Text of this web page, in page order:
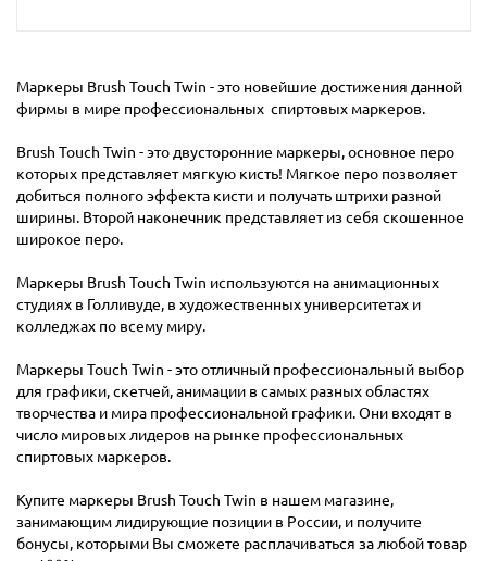
Маркеры Brush Touch Twin - это новейшие достижения данной
фирмы в мире профессиональных спиртовых маркеров.
Brush Touch Twin - это двусторонние маркеры, основное перо
которых представляет мягкую кисть! Мягкое перо позволяет
добиться полного эффекта кисти и получать штрихи разной
ширины. Второй наконечник представляет из себя скошенное
широкое перо.
Маркеры Brush Touch Twin используются на анимационных
студиях в Голливуде, в художественных университетах и
колледжах по всему миру.
Маркеры Touch Twin - это отличный профессиональный выбор
для графики, скетчей, анимации в самых разных областях
творчества и мира профессиональной графики. Они входят в
число мировых лидеров на рынке профессиональных
спиртовых маркеров.
Купите маркеры Brush Touch Twin в нашем магазине,
занимающим лидирующие позиции в России, и получите
бонусы, которыми Вы сможете расплачиваться за любой товар